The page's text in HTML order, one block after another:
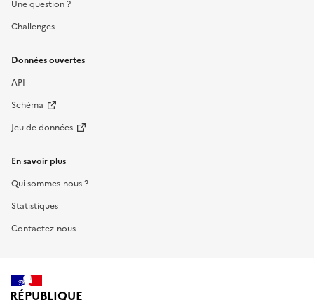
Une question ?
Challenges
Données ouvertes
API
Schéma
Jeu de données
En savoir plus
Qui sommes-nous ?
Statistiques
Contactez-nous
RÉPUBLIQUE